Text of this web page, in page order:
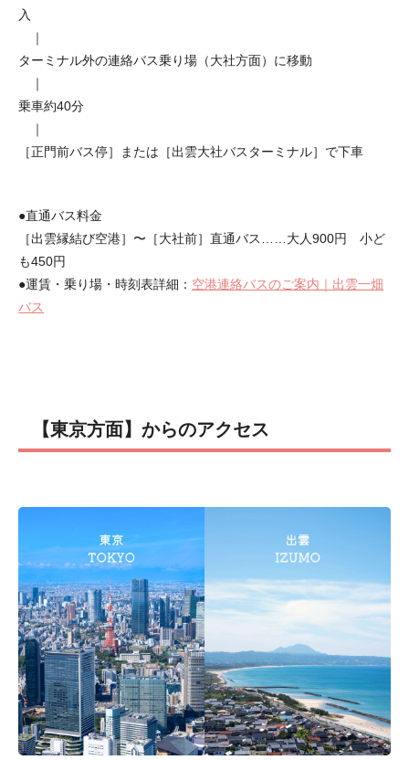
入
｜
ターミナル外の連絡バス乗り場（大社方面）に移動
｜
乗車約40分
｜
［正門前バス停］または［出雲大社バスターミナル］で下車
●直通バス料金
［出雲縁結び空港］〜［大社前］直通バス……大人900円 小ど
も450円
●運賃・乗り場・時刻表詳細： 空港連絡バスのご案内｜出雲一畑
バス
【東京方面】からのアクセス